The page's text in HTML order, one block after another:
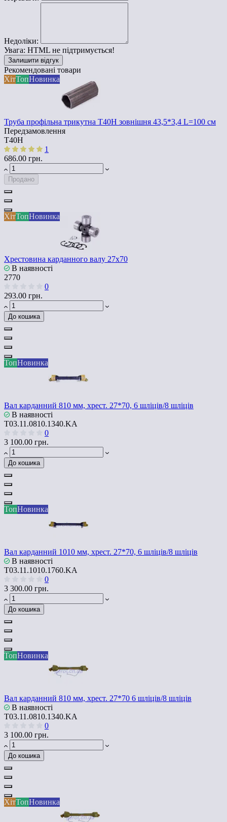
Недоліки:
Увага: HTML не підтримується!
Залишити відгук
Рекомендовані товари
ХітТопНовинка
Труба профільна трикутна Т40Н зовнішня 43,5*3,4 L=100 см
Передзамовлення
Т40Н
1
686.00 грн.
Продано
ХітТопНовинка
Хрестовина карданного валу 27x70
В наявності
2770
0
293.00 грн.
До кошика
ТопНовинка
Вал карданний 810 мм, хрест. 27*70, 6 шліців/8 шліців
В наявності
T03.11.0810.1340.KA
0
3 100.00 грн.
До кошика
ТопНовинка
Вал карданний 1010 мм, хрест. 27*70, 6 шліців/8 шліців
В наявності
T03.11.1010.1760.KA
0
3 300.00 грн.
До кошика
ТопНовинка
Вал карданний 810 мм, хрест. 27*70 6 шліців/8 шліців
В наявності
T03.11.0810.1340.KA
0
3 100.00 грн.
До кошика
ХітТопНовинка